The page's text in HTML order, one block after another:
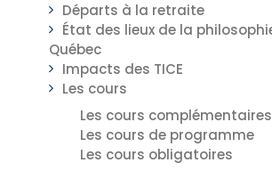
Départs à la retraite
État des lieux de la
Québec
Impacts des TICE
Les cours
Les cours complémentaires
Les cours de programme
Les cours obligatoires